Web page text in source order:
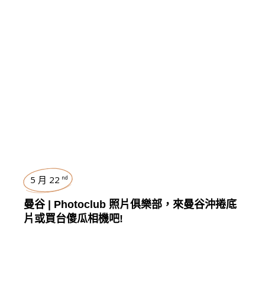
5 月 22 nd
曼谷 | Photoclub 照片俱樂部，來曼谷沖捲底
片或買台傻瓜相機吧!